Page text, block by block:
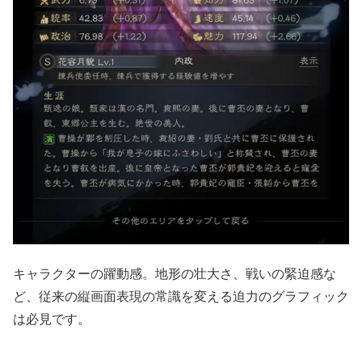
キャラクターの躍動感。地形の壮大さ、戦いの緊迫感な
ど、従来の縦画面表現の常識を変える迫力のグラフィック
は必見です。